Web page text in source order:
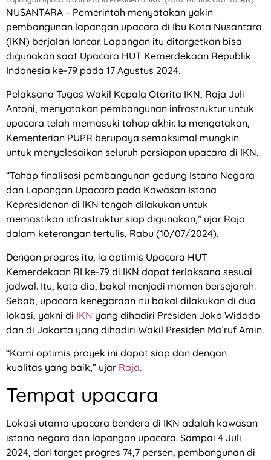
NUSANTARA – Pemerintah menyatakan yakin
pembangunan lapangan upacara di Ibu Kota Nusantara
(IKN) berjalan lancar. Lapangan itu ditargetkan bisa
digunakan saat Upacara HUT Kemerdekaan Republik
Indonesia ke-79 pada 17 Agustus 2024.
Pelaksana Tugas Wakil Kepala Otorita IKN, Raja Juli
Antoni, menyatakan pembangunan infrastruktur untuk
upacara telah memasuki tahap akhir. Ia mengatakan,
Kementerian PUPR berupaya semaksimal mungkin
untuk menyelesaikan seluruh persiapan upacara di IKN.
“Tahap finalisasi pembangunan gedung Istana Negara
dan Lapangan Upacara pada Kawasan Istana
Kepresidenan di IKN tengah dilakukan untuk
memastikan infrastruktur siap digunakan,” ujar Raja
dalam keterangan tertulis, Rabu (10/07/2024).
Dengan progres itu, ia optimis Upacara HUT
Kemerdekaan RI ke-79 di IKN dapat terlaksana sesuai
jadwal. Itu, kata dia, bakal menjadi momen bersejarah.
Sebab, upacara kenegaraan itu bakal dilakukan di dua
lokasi, yakni di IKN yang dihadiri Presiden Joko Widodo
dan di Jakarta yang dihadiri Wakil Presiden Ma’ruf Amin.
“Kami optimis proyek ini dapat siap dan dengan
kualitas yang baik,” ujar Raja.
Tempat upacara
Lokasi utama upacara bendera di IKN adalah kawasan
istana negara dan lapangan upacara. Sampai 4 Juli
2024, dari target progres 74,7 persen, pembangunan di